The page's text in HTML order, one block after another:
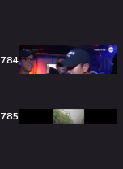
784
785